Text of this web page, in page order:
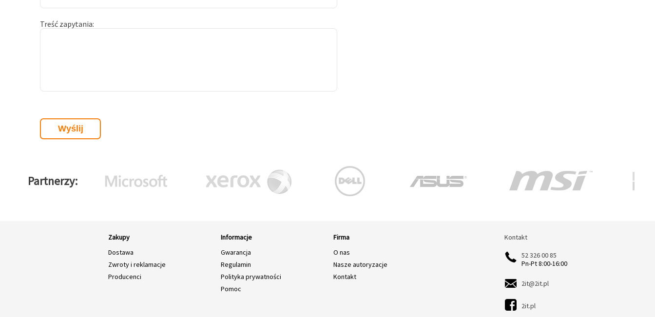
Treść zapytania
Partnerzy
Zakupy
Dostawa
Zwroty i reklamacje
Producenci
Informacje
Gwarancja
Regulamin
Polityka prywatności
Pomoc
Firma
O nas
Nasze autoryzacje
Kontakt
Kontakt
Kontakt
52 326 00 85
Pn-Pt 8:00-16:00
2it@2it.pl
2it.pl